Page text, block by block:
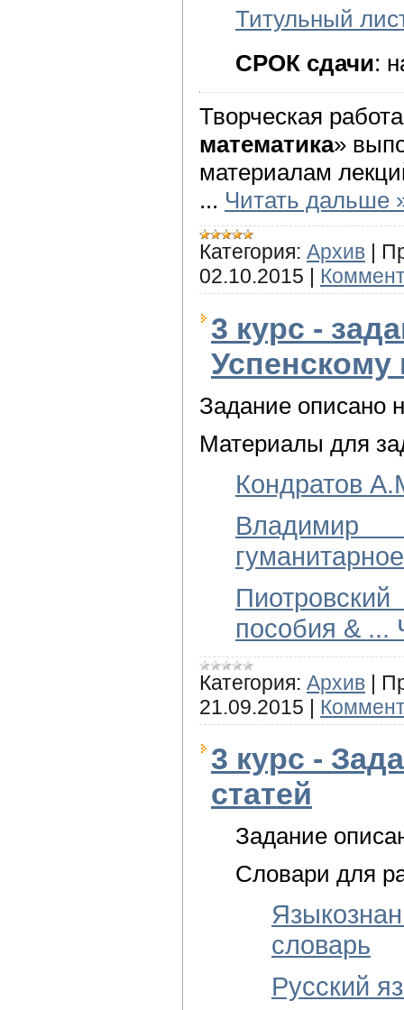
Титульный
СРОК сдачи:
Творческая
математика»
материалам
... Читать дальше
Категория: Архив
02.10.2015
3 курс -
Успенскому
Задание описано
Материалы для
Кондратов
Владимир
пособия & ...
Категория: Архив |
21.09.2015 |
3 курс -
статей
Задание
Словари для
словарь
Русский